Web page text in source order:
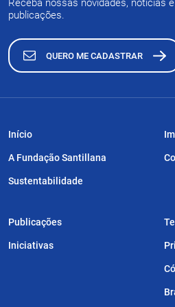
Receba nossas novidades, notícias
publicações.
QUERO ME CADASTRAR
Início
A Fundação Santillana
Sustentabilidade
Publicações
Iniciativas